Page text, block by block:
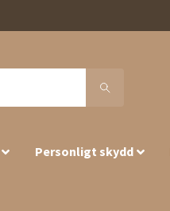
Personligt skydd